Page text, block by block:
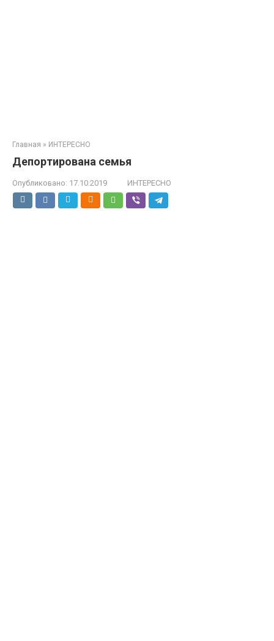
Главная » ИНТЕРЕСНО
Депортирована семья
Опубликовано: 17.10.2019 ИНТЕРЕСНО